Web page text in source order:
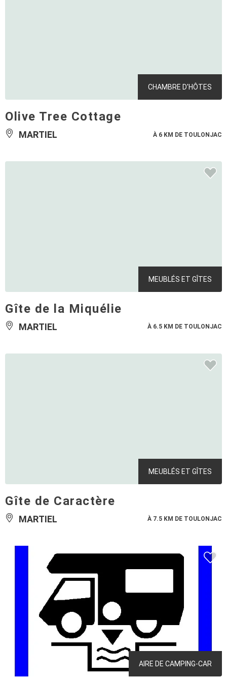
CHAMBRE D'HÔTES
Olive Tree Cottage
MARTIEL À 6 KM DE TOULONJAC
MEUBLÉS ET GÎTES
Gîte de la Miquélie
MARTIEL À 6.5 KM DE TOULONJAC
MEUBLÉS ET GÎTES
Gîte de Caractère
MARTIEL À 7.5 KM DE TOULONJAC
AIRE DE CAMPING-CAR